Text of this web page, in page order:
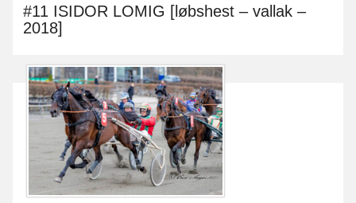
#11 ISIDOR LOMIG [løbshest – vallak –
2018]